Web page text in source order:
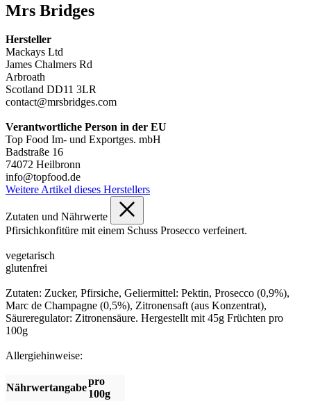
Mrs Bridges
Hersteller
Mackays Ltd
James Chalmers Rd
Arbroath
Scotland DD11 3LR
contact@mrsbridges.com
Verantwortliche Person in der EU
Top Food Im- und Exportges. mbH
Badstraße 16
74072 Heilbronn
info@topfood.de
Weitere Artikel dieses Herstellers
Zutaten und Nährwerte
Pfirsichkonfitüre mit einem Schuss Prosecco verfeinert.
vegetarisch
glutenfrei
Zutaten: Zucker, Pfirsiche, Geliermittel: Pektin, Prosecco (0,9%),
Marc de Champagne (0,5%), Zitronensaft (aus Konzentrat),
Säureregulator: Zitronensäure. Hergestellt mit 45g Früchten pro
100g
Allergiehinweise:
Nährwertangabe
pro
100g